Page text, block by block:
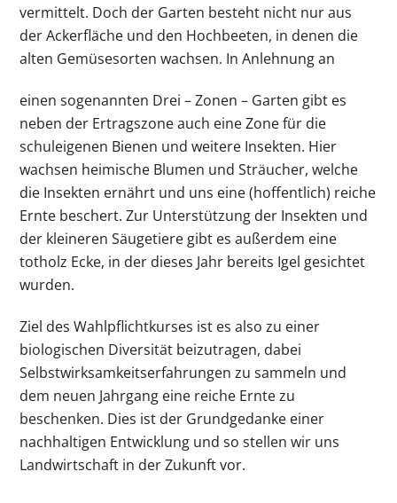
vermittelt. Doch der Garten besteht nicht nur aus
der Ackerfläche und den Hochbeeten, in denen die
alten Gemüsesorten wachsen. In Anlehnung an
einen sogenannten Drei – Zonen – Garten gibt es
neben der Ertragszone auch eine Zone für die
schuleigenen Bienen und weitere Insekten. Hier
wachsen heimische Blumen und Sträucher, welche
die Insekten ernährt und uns eine (hoffentlich) reiche
Ernte beschert. Zur Unterstützung der Insekten und
der kleineren Säugetiere gibt es außerdem eine
totholz Ecke, in der dieses Jahr bereits Igel gesichtet
wurden.
Ziel des Wahlpflichtkurses ist es also zu einer
biologischen Diversität beizutragen, dabei
Selbstwirksamkeitserfahrungen zu sammeln und
dem neuen Jahrgang eine reiche Ernte zu
beschenken. Dies ist der Grundgedanke einer
nachhaltigen Entwicklung und so stellen wir uns
Landwirtschaft in der Zukunft vor.